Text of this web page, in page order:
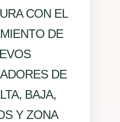
CON EL
DE
DE
BAJA,
Y ZONA